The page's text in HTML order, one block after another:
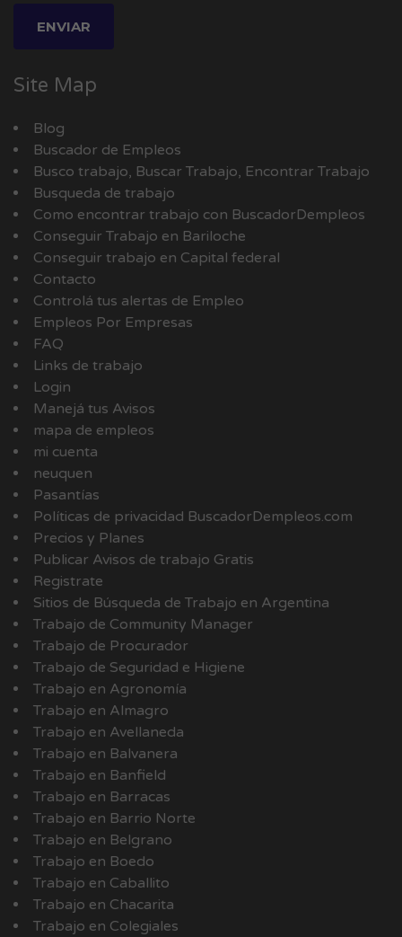
Site Map
Blog
Buscador de Empleos
Busco trabajo, Buscar Trabajo, Encontrar Trabajo
Busqueda de trabajo
Como encontrar trabajo con BuscadorDempleos
Conseguir Trabajo en Bariloche
Conseguir trabajo en Capital federal
Contacto
Controlá tus alertas de Empleo
Empleos Por Empresas
FAQ
Links de trabajo
Login
Manejá tus Avisos
mapa de empleos
mi cuenta
neuquen
Pasantías
Políticas de privacidad BuscadorDempleos.com
Precios y Planes
Publicar Avisos de trabajo Gratis
Registrate
Sitios de Búsqueda de Trabajo en Argentina
Trabajo de Community Manager
Trabajo de Procurador
Trabajo de Seguridad e Higiene
Trabajo en Agronomía
Trabajo en Almagro
Trabajo en Avellaneda
Trabajo en Balvanera
Trabajo en Banfield
Trabajo en Barracas
Trabajo en Barrio Norte
Trabajo en Belgrano
Trabajo en Boedo
Trabajo en Caballito
Trabajo en Chacarita
Trabajo en Colegiales